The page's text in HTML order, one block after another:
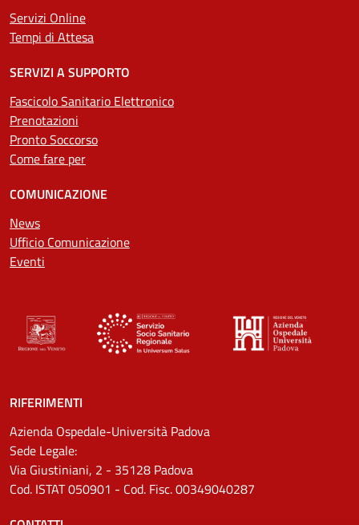
Servizi Online
Tempi di Attesa
SERVIZI A SUPPORTO
Fascicolo Sanitario Elettronico
Prenotazioni
Pronto Soccorso
Come fare per
COMUNICAZIONE
News
Ufficio Comunicazione
Eventi
RIFERIMENTI
Azienda Ospedale-Università Padova
Sede Legale:
Via Giustiniani, 2 - 35128 Padova
Cod. ISTAT 050901 - Cod. Fisc. 00349040287